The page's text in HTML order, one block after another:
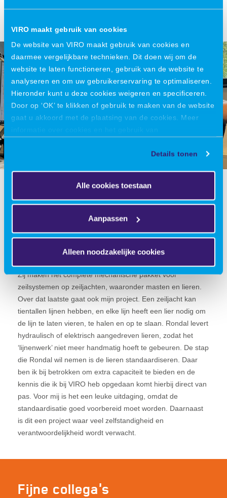
VIRO maakt gebruik van cookies
De website van VIRO maakt gebruik van cookies en
daarmee vergelijkbare technieken. Dit doen wij om de
website te laten functioneren, gebruik van de website te
analyseren en om uw gebruikerservaring te optimaliseren.
Hieronder kunt u deze cookies weigeren en specificeren.
Door op ‘OK’ te klikken of gebruik te maken van de website
gaat u akkoord met de plaatsing van de cookies. Meer
informatie over cookies en het gebruik van
Details tonen
Alle cookies toestaan
Aanpassen
Alleen noodzakelijke cookies
gemotoriseerde versies daarvan.
Zelfstandigheid en
verantwoordelijkheid
Zij maken het complete mechanische pakket voor
zeilsystemen op zeiljachten, waaronder masten en lieren.
Over dat laatste gaat ook mijn project. Een zeiljacht kan
tientallen lijnen hebben, en elke lijn heeft een lier nodig om
de lijn te laten vieren, te halen en op te slaan. Rondal levert
hydraulisch of elektrisch aangedreven lieren, zodat het
‘lijnenwerk’ niet meer handmatig hoeft te gebeuren. De stap
die Rondal wil nemen is de lieren standaardiseren. Daar
ben ik bij betrokken om extra capaciteit te bieden en de
kennis die ik bij VIRO heb opgedaan komt hierbij direct van
pas. Voor mij is het een leuke uitdaging, omdat de
standaardisatie goed voorbereid moet worden. Daarnaast
is dit een project waar veel zelfstandigheid en
verantwoordelijkheid wordt verwacht.
Fijne collega's